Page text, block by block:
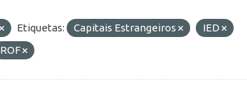
Etiquetas: Capitais Estrangeiros
IED
ROF